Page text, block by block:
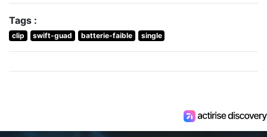
Tags :
clip swift-guad batterie-faible single